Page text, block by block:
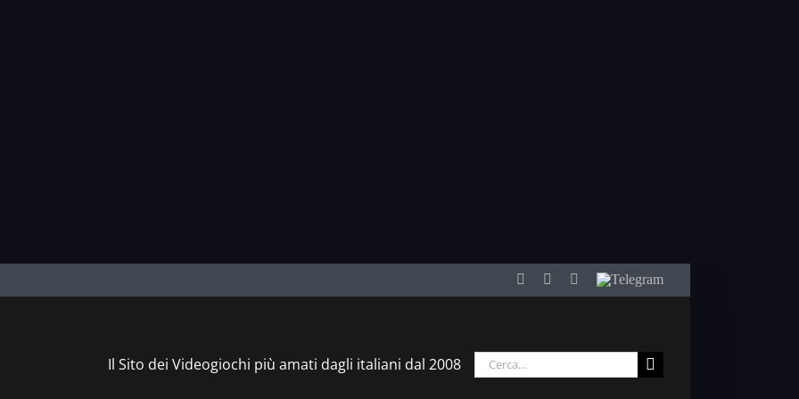
Facebook
TwitterYouTube
Telegram
Il Sito dei Videogiochi più amati dagli italiani dal 2008
Cerca